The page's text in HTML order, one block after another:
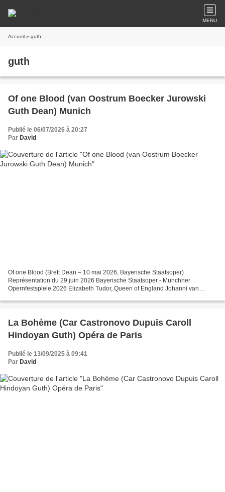
MENU
Accueil » guth
guth
Of one Blood (van Oostrum Boecker Jurowski
Guth Dean) Munich
Publié le 06/07/2026 à 20:27
Par David
Of one Blood (Brett Dean – 10 mai 2026, Bayerische Staatsoper)
Représentation du 29 juin 2026 Bayerische Staatsoper - Münchner
Opernfestspiele 2026 Elizabeth Tudor, Queen of England Johanni van
La Bohème (Car Castronovo Dupuis Caroll
Hindoyan Guth) Opéra de Paris
Publié le 13/09/2025 à 09:41
Par David